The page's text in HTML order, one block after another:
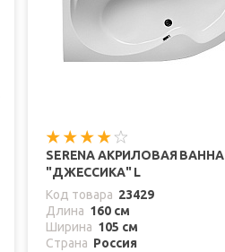
SERENA АКРИЛОВАЯ ВАННА
"ДЖЕССИКА" L
Код товара 23429
Длина 160 см
Ширина 105 см
Страна Россия